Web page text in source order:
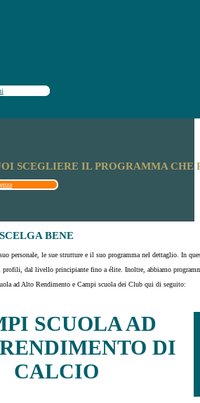
SCEGLIERE IL PROGRAMMA
BENE
personale, le sue strutture e il suo programma nel dettaglio. In
profili, dal livello principiante fino a élite. Inoltre, abbiamo
ad Alto Rendimento e Campi scuola dei Club qui di seguito:
SCUOLA AD
DI
CALCIO